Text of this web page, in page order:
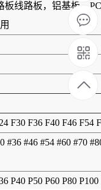
板线路板，铝基板，
F30 F36 F40 F46 F54
#36 #46 #54 #60 #70
P40 P50 P60 P80